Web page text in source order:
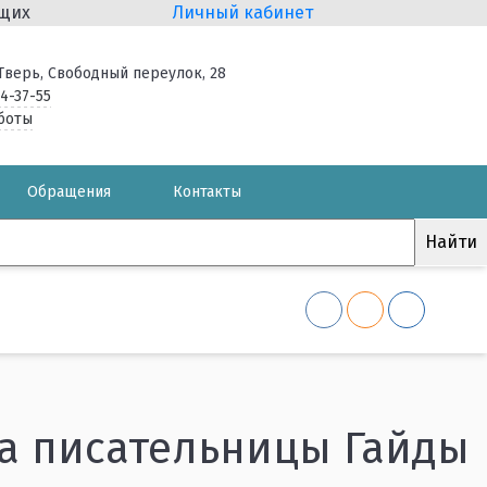
Личный кабинет
Свободный переулок, 28
37-55
Обращения Контакты
писательницы Гайды